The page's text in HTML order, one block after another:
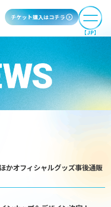
チケット購入はコチラ
【JP】
かオフィシャルグッズ事後通販